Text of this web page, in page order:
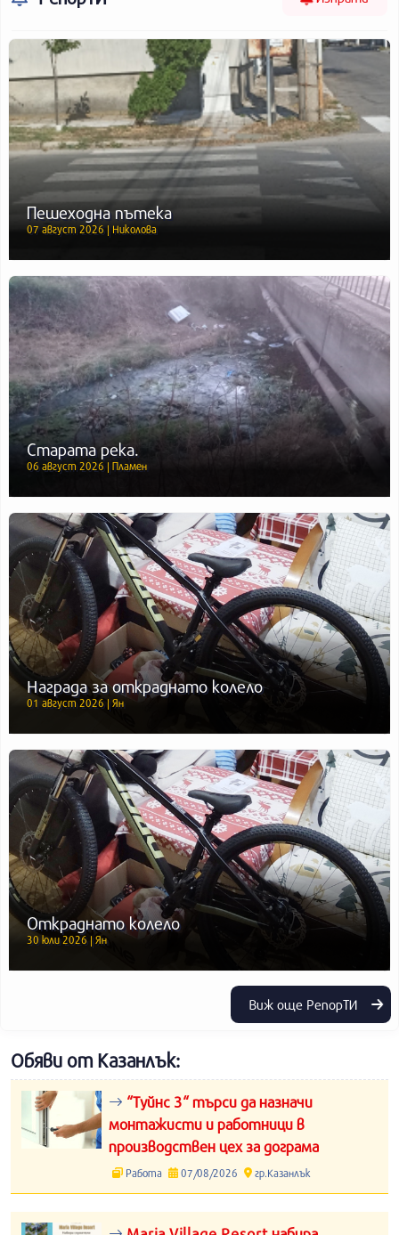
Пешеходна пътека
07 август 2026 | Николова
Старата река.
06 август 2026 | Пламен
Награда за откраднато колело
01 август 2026 | Ян
Откраднато колело
30 юли 2026 | Ян
Виж още РепорТИ
Обяви от Казанлък:
“Туйнс 3“ търси да назначи
монтажисти и работници в
производствен цех за дограма
Работа 07/08/2026 гр.Казанлък